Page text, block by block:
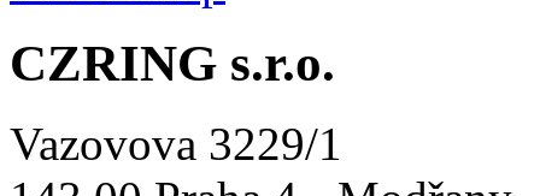
CZRING s.r.o.
Vazovova 3229/1